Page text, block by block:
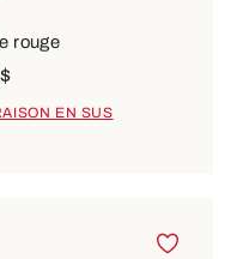
rouge
EN SUS